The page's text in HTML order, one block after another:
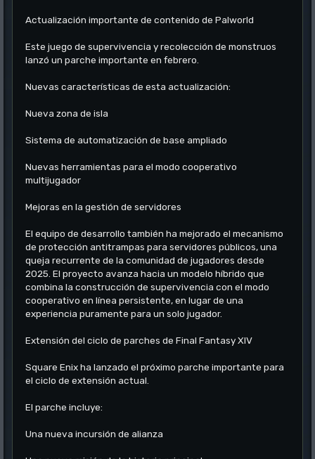
Actualización importante de contenido de Palworld
Este juego de supervivencia y recolección de monstruos
lanzó un parche importante en febrero.
Nuevas características de esta actualización:
Nueva zona de isla
Sistema de automatización de base ampliado
Nuevas herramientas para el modo cooperativo
multijugador
Mejoras en la gestión de servidores
El equipo de desarrollo también ha mejorado el mecanismo
de protección antitrampas para servidores públicos, una
queja recurrente de la comunidad de jugadores desde
2025. El proyecto avanza hacia un modelo híbrido que
combina la construcción de supervivencia con el modo
cooperativo en línea persistente, en lugar de una
experiencia puramente para un solo jugador.
Extensión del ciclo de parches de Final Fantasy XIV
Square Enix ha lanzado el próximo parche importante para
el ciclo de extensión actual.
El parche incluye:
Una nueva incursión de alianza